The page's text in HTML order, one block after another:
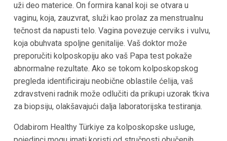
uži deo materice. On formira kanal koji se otvara u
vaginu, koja, zauzvrat, služi kao prolaz za menstrualnu
tečnost da napusti telo. Vagina povezuje cerviks i vulvu,
koja obuhvata spoljne genitalije. Vaš doktor može
preporučiti kolposkopiju ako vaš Papa test pokaže
abnormalne rezultate. Ako se tokom kolposkopskog
pregleda identificiraju neobične oblastile ćelija, vaš
zdravstveni radnik može odlučiti da prikupi uzorak tkiva
za biopsiju, olakšavajući dalja laboratorijska testiranja.
Odabirom Healthy Türkiye za kolposkopske usluge,